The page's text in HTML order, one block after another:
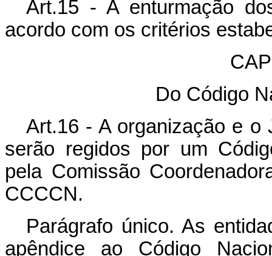
Art.15 - A enturmação
acordo com os critérios
Do Código
Art.16 - A organização e o
serão regidos por um
pela Comissão
CCCCN.
Parágrafo único. As
apêndice ao Código